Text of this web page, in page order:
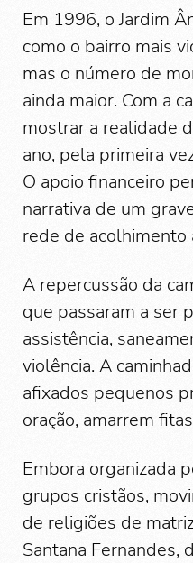
Em 1996, o Jardim
como o bairro mais
mas o número de
ainda maior. Com a
mostrar a realidade
ano, pela primeira
O apoio financeiro
narrativa de um
rede de acolhimento
A repercussão da
que passaram a ser
assistência,
violência. A
afixados pequenos
oração, amarrem
Embora organizada
grupos cristãos,
de religiões de
Santana Fernandes,